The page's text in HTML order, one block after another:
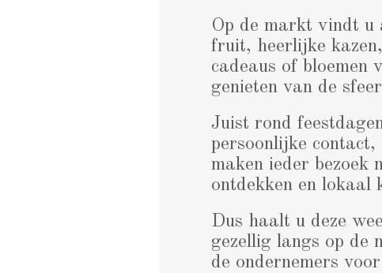
Op de markt vindt u
fruit, heerlijke
cadeaus of bloemen
genieten van de
Juist rond
persoonlijke contact,
maken ieder bezoek
ontdekken en
Dus haalt u deze
gezellig langs op de
de ondernemers